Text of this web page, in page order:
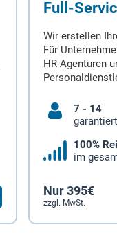
Full-
Wir erstellen
Für
HR-Agenturen
7 - 14
100%
im
Nur 395€
zzgl. MwSt.